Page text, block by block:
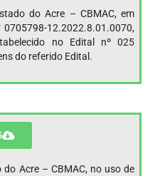
do Acre – CBMAC, em
12.2022.8.01.0070,
no Edital nº 025
do referido Edital.
Acre – CBMAC, no uso de